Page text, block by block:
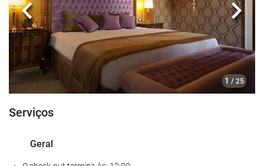
1 / 25
Anterior
Serviços
Geral